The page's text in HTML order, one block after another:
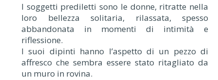
I soggetti prediletti sono le donne, ritratte nella
loro bellezza solitaria, rilassata, spesso
abbandonata in momenti di intimità e
riflessione.
I suoi dipinti hanno l’aspetto di un pezzo di
affresco che sembra essere stato ritagliato da
un muro in rovina.